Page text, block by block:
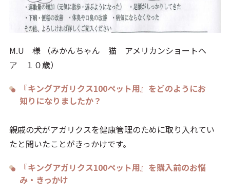
M.U 様 （みかんちゃん 猫 アメリカンショートヘ
ア １０歳）
『キングアガリクス100ペット用』をどのようにお
知りになりましたか？
親戚の犬がアガリクスを健康管理のために取り入れてい
たと聞いたことがきっかけです。
『キングアガリクス100ペット用』を購入前のお悩
み・きっかけ